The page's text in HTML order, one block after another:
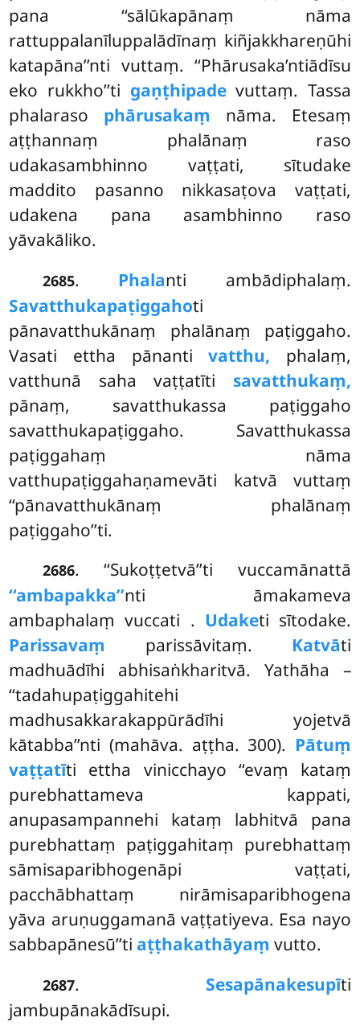
pana ‘‘sālūkapānaṃ nāma
rattuppalanīluppalādīnaṃ kiñjakkhareṇūhi
katapāna’’nti vuttaṃ. ‘‘Phārusaka’ntiādīsu
eko rukkho’’ti gaṇṭhipadevuttaṃ. Tassa
phalaraso phārusakaṃ nāma. Etesaṃ
aṭṭhannaṃ phalānaṃ raso
udakasambhinno vaṭṭati, sītudake
maddito pasanno nikkasaṭova vaṭṭati,
udakena pana asambhinno raso
yāvakāliko.
2685. Phalanti ambādiphalaṃ.
Savatthukapaṭiggahoti
pānavatthukānaṃ phalānaṃ paṭiggaho.
Vasati ettha pānantivatthu, phalaṃ,
vatthunā saha vaṭṭatīti savatthukaṃ,
pānaṃ, savatthukassa paṭiggaho
savatthukapaṭiggaho. Savatthukassa
paṭiggahaṃ nāma
vatthupaṭiggahaṇamevāti katvā vuttaṃ
‘‘pānavatthukānaṃ phalānaṃ
paṭiggaho’’ti.
2686. ‘‘Sukoṭṭetvā’’ti vuccamānattā
‘‘ambapakka’’nti āmakameva
ambaphalaṃ vuccati . Udaketi sītodake.
Parissavaṃ parissāvitaṃ. Katvāti
madhuādīhi abhisaṅkharitvā. Yathāha –
‘‘tadahupaṭiggahitehi
madhusakkarakappūrādīhi yojetvā
kātabba’’nti (mahāva. aṭṭha. 300). Pātuṃ
vaṭṭatīti ettha vinicchayo ‘‘evaṃ kataṃ
purebhattameva kappati,
anupasampannehi kataṃ labhitvā pana
purebhattaṃ paṭiggahitaṃ purebhattaṃ
sāmisaparibhogenāpi vaṭṭati,
pacchābhattaṃ nirāmisaparibhogena
yāva aruṇuggamanā vaṭṭatiyeva. Esa nayo
sabbapānesū’’ti aṭṭhakathāyaṃ vutto.
2687. Sesapānakesupīti
jambupānakādīsupi.